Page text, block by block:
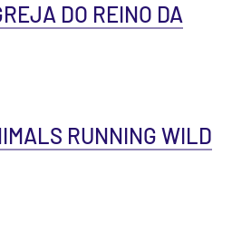
DO REINO DA
RUNNING WILD